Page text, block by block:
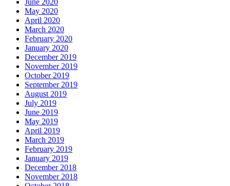
May 2020
April 2020
March 2020
February 2020
January 2020
December 2019
November 2019
October 2019
September 2019
August 2019
July 2019
June 2019
May 2019
April 2019
March 2019
February 2019
January 2019
December 2018
November 2018